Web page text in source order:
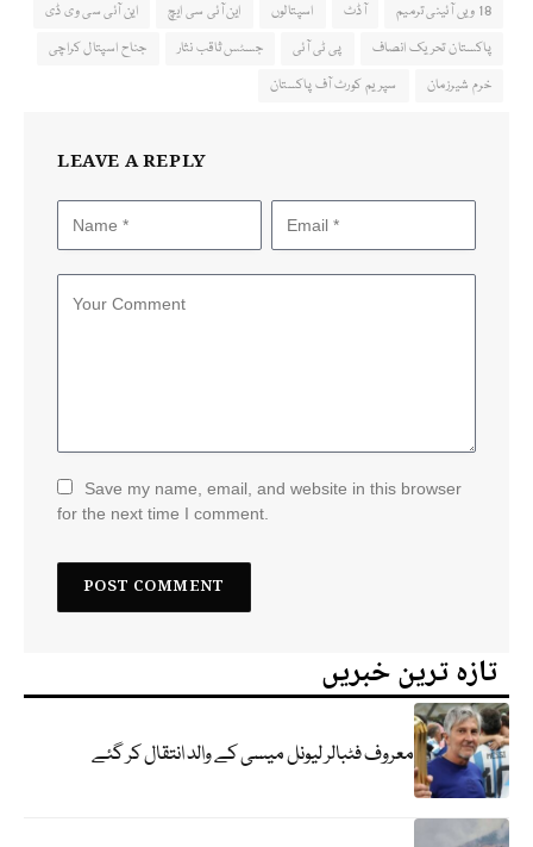
18 ویں آئینی ترمیم آڈٹ اسپتالوں این آئی سی ایچ
این آئی سی وی ڈی
پاکستان تحریک انصاف
پی ٹی آئی جسٹس ثاقب نثار
جناح اسپتال کراچی
خرم شیرزمان
سپریم کورٹ آف پاکستان
LEAVE A REPLY
Save my name, email, and website in this browser
for the next time I comment.
تازہ ترین خبریں
معروف فٹبالر لیونل میسی کے والد انتقال کر گئے